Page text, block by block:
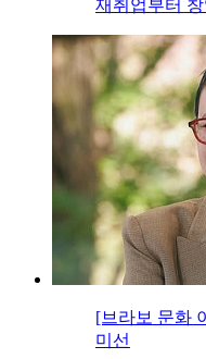
재취업부터
[브라보 문화
미선